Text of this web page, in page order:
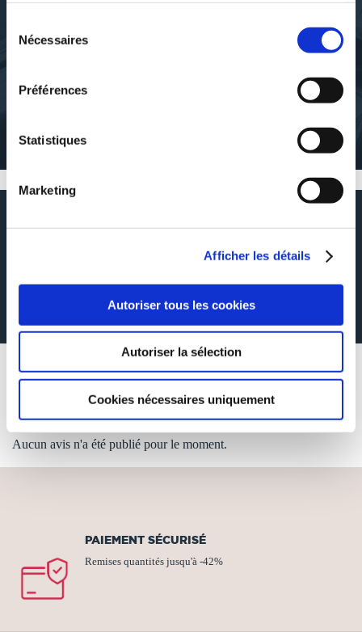
Nécessaires
Préférences
Statistiques
Marketing
Afficher les détails
Autoriser tous les cookies
Autoriser la sélection
Cookies nécessaires uniquement
À PROPOS DE L'AUTEUR
Cet auteur n'a pas de description
d'histoires et de découvertes sympathiques!
colère! elle ne retrouve plus ses oeufs...Mais où sont ils?
AVIS DES LECTEURS
Aucun avis n'a été publié pour le moment.
PAIEMENT SÉCURISÉ
Remises quantités jusqu'à -42%